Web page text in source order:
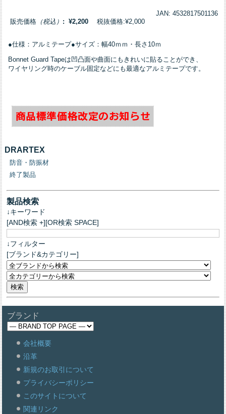
JAN: 4532817501136
販売価格 （税込） : ¥2,200 税抜価格:¥2,000
●仕様：アルミテープ●サイズ：幅40ｍｍ・長さ10ｍ
Bonnet Guard Tapeは凹凸面や曲面にもきれいに貼ることができ、
ワイヤリング時のケーブル固定などにも最適なアルミテープです。
DRARTEX
防音・防振材
終了製品
製品検索
↓キーワード
[AND検索 +][OR検索 SPACE]
↓フィルター
[ブランド&カテゴリー]
ブランド
会社概要
沿革
新規のお取引について
プライバシーポリシー
このサイトについて
関連リンク